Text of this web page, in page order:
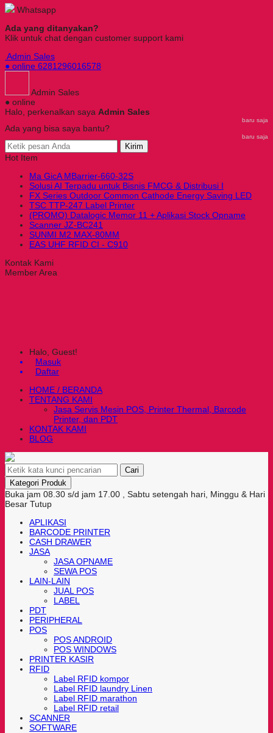
Whatsapp
Ada yang ditanyakan?
Klik untuk chat dengan customer support kami
Admin Sales
● online 6281296016578
Admin Sales
● online
Halo, perkenalkan saya Admin Sales
baru saja
Ada yang bisa saya bantu?
baru saja
Kirim
Hot Item
Ma GicA MBarrier-660-32S
Solusi AI Terpadu untuk Bisnis FMCG & Distribusi I
FX Series Outdoor Common Cathode Energy Saving LED
TSC TTP-247 Label Printer
(PROMO) Datalogic Memor 11 + Aplikasi Stock Opname
Scanner JZ-BC241
SUNMI M2 MAX-80MM
EAS UHF RFID CI - C910
Kontak Kami
Member Area
Halo, Guest!
Masuk
Daftar
HOME / BERANDA
TENTANG KAMI
Jasa Servis Mesin POS, Printer Thermal, Barcode
Printer, dan PDT
KONTAK KAMI
BLOG
Cari
Kategori Produk
Buka jam 08.30 s/d jam 17.00 , Sabtu setengah hari, Minggu & Hari
Besar Tutup
APLIKASI
BARCODE PRINTER
CASH DRAWER
JASA
JASA OPNAME
SEWA POS
LAIN-LAIN
JUAL POS
LABEL
PDT
PERIPHERAL
POS
POS ANDROID
POS WINDOWS
PRINTER KASIR
RFID
Label RFID kompor
Label RFID laundry Linen
Label RFID marathon
Label RFID retail
SCANNER
SOFTWARE